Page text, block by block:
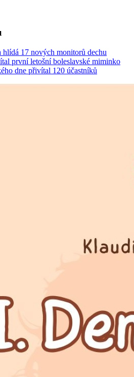
17 nových monitorů dechu
první letošní boleslavské miminko
dne přivítal 120 účastníků